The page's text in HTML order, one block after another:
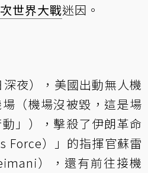
世界大戰迷因。
夜），美國出動無人機
（機場沒被毀，這是場
」），擊殺了伊朗革命
Force）」的指揮官蘇雷
），還有前往接機